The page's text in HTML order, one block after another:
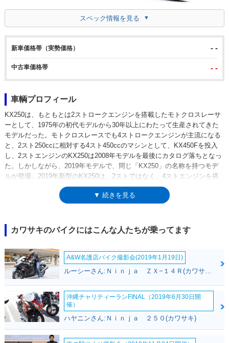
スペック情報を見る
新車価格帯（実勢価格） - -
中古車価格帯 - -
車輌プロフィール
KX250は、もともとは2ストロークエンジンを搭載したモトクロスレーサ
ーとして、1975年の初代モデルから30年以上にわたって生産されてきた
モデルだった。モトクロスレースでも4ストロークエンジンが主流になる
と、2スト250ccに相対する4スト450ccのマシンとして、KX450Fを投入
し、2ストエンジンのKX250は2008年モデルを最後にカタログ落ちとなっ
た。しかしながら、2019年モデルで、同じ「KX250」の名称を持つモデ
ルが登場。2019年新型のKX250は、2ストではなく、4ストエンジンを搭
載するモトクロスレーサーだった。つまり、2018年モデルまでのKX250F
から「F」の文字が外されて、「昔の名前」に戻ったということになっ
年目にして、本当に新型モデルとなった。エンジンのボア×ストローク
を、従来型よりもビッグボア・ショートストローク化させることで、より
高回転重視のエンジン特性を得ていた。また、KX450が2019年モデルで
採用したフィンガーフォロワーロッカーアームを、KX250でも採用。ま
た、スタートダッシュを決めるためのローンチコントロール装備や、付属
のカプラーを差し替えることで、エンジンマッピングを3パターンに変更
ーと油圧クラッチを装備し、エンジンのレブリミット（許容最高回転数）
を350rpm（毎分回転）向上させるなどの変更を受けた。2023年モデルで
は、リアタイヤ幅をこれまでの100ミリから110ミリにワイド化するなど
の変更を受けた。2024年モデルで、KX・シリーズの50周年記念カラーモ
デルが設定された。続く2025年モデルでモデルチェンジを受けた。フレ
▼ 続きを見る
カワサキのバイクにはこんな人たちが乗ってます
A&W名護店バイク撮影会(2019年1月19日)
ルーシーさん:Ｎｉｎｊａ ＺＸ−１４Ｒ(カワサキ)
沖縄チャリティーランFINAL（2019年6月30日開
催）
ハヤニンさん:Ｎｉｎｊａ ２５０(カワサキ)